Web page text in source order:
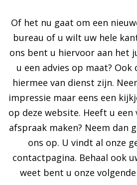
Of het nu gaat om een
bureau of u wilt uw hele
ons bent u hiervoor aan het
u een advies op maat? Ook
hiermee van dienst zijn.
impressie maar eens een
op deze website. Heeft u
afspraak maken? Neem dan
ons op. U vindt al onze
contactpagina. Behaal ook
weet bent u onze